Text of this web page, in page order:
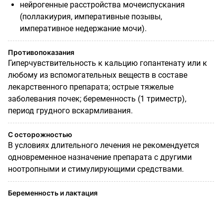
нейрогенные расстройства мочеиспускания
(поллакиурия, императивные позывы,
императивное недержание мочи).
Противопоказания
Гиперчувствительность к кальцию гопантенату или к
любому из вспомогательных веществ в составе
лекарственного препарата; острые тяжелые
заболевания почек; беременность (1 триместр),
период грудного вскармливания.
С осторожностью
В условиях длительного лечения не рекомендуется
одновременное назначение препарата с другими
ноотропными и стимулирующими средствами.
Беременность и лактация